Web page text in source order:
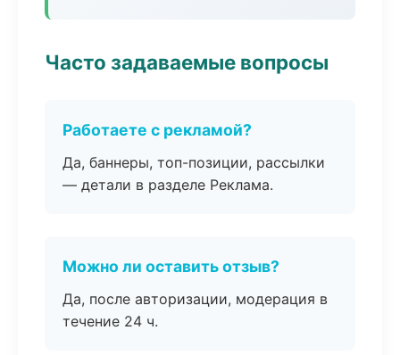
Часто задаваемые вопросы
Работаете с рекламой?
Да, баннеры, топ-позиции, рассылки
— детали в разделе Реклама.
Можно ли оставить отзыв?
Да, после авторизации, модерация в
течение 24 ч.